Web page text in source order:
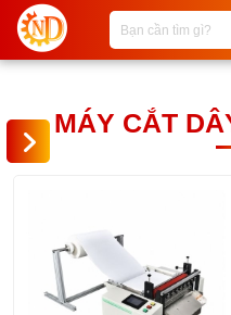
0
VND
MÁY CẮT